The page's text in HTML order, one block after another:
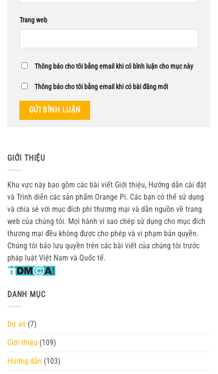
Trang web
Thông báo cho tôi bằng email khi có bình luận cho mục này
Thông báo cho tôi bằng email khi có bài đăng mới
GIỚI THIỆU
Khu vực này bao gồm các bài viết Giới thiệu, Hướng dẫn cài đặt
và Trình diễn các sản phẩm Orange Pi. Các bạn có thể sử dụng
và chia sẻ với mục đích phi thương mại và dẫn nguồn về trang
web của chúng tôi. Mọi hành vi sao chép sử dụng cho mục đích
thương mại đều không được cho phép và vi phạm bản quyền.
Chúng tôi bảo lưu quyền trên các bài viết của chúng tôi trước
pháp luật Việt Nam và Quốc tế.
DANH MỤC
Dự án (7)
Giới thiệu (109)
Hướng dẫn (103)